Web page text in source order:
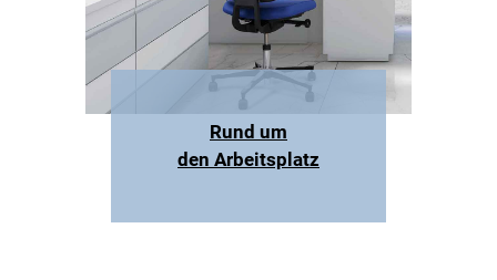
Rund um
den Arbeitsplatz